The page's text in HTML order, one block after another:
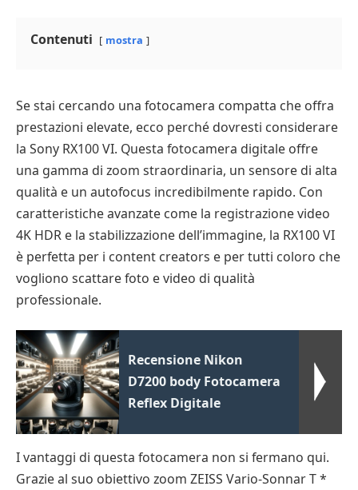
Contenuti mostra
Se stai cercando una fotocamera compatta che offra
prestazioni elevate, ecco perché dovresti considerare
la Sony RX100 VI. Questa fotocamera digitale offre
una gamma di zoom straordinaria, un sensore di alta
qualità e un autofocus incredibilmente rapido. Con
caratteristiche avanzate come la registrazione video
4K HDR e la stabilizzazione dell’immagine, la RX100 VI
è perfetta per i content creators e per tutti coloro che
vogliono scattare foto e video di qualità
professionale.
Recensione Nikon
D7200 body Fotocamera
Reflex Digitale
I vantaggi di questa fotocamera non si fermano qui.
Grazie al suo obiettivo zoom ZEISS Vario-Sonnar T *